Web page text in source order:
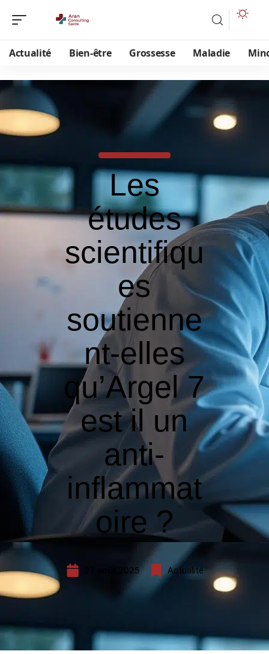
Actualité Bien-être Grossesse Maladie
Les
études
scientifiqu
es
soutienne
nt-elles
qu’Argel 7
est il un
anti-
inflammat
oire ?
27 août 2025 Actualité